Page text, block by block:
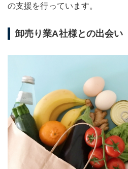
の支援を行っています。
卸売り業A社様との出会い